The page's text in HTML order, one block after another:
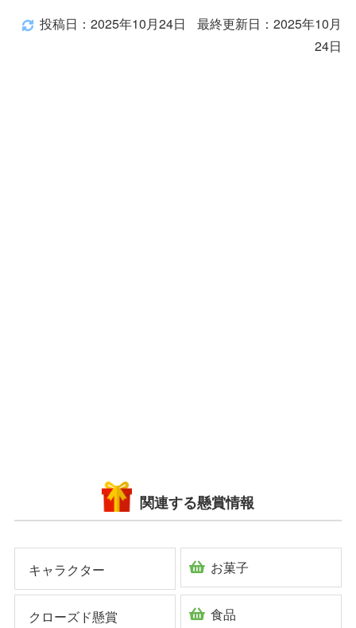
投稿日：2025年10月24日
最終更新日：2025年10月
24日
関連する懸賞情報
キャラクター お菓子
クローズド懸賞 食品